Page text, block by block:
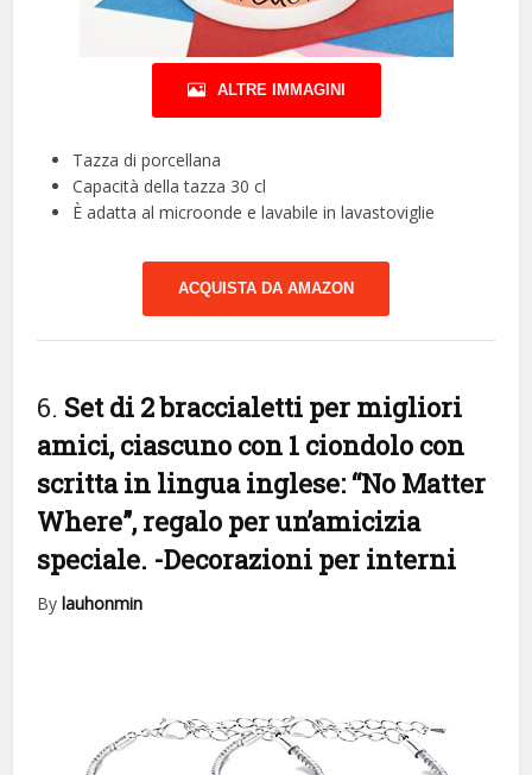
ALTRE IMMAGINI
Tazza di porcellana
Capacità della tazza 30 cl
È adatta al microonde e lavabile in lavastoviglie
ACQUISTA DA AMAZON
6. Set di 2 braccialetti per migliori
amici, ciascuno con 1 ciondolo con
scritta in lingua inglese: “No Matter
Where”, regalo per un’amicizia
speciale. -Decorazioni per interni
Bylauhonmin